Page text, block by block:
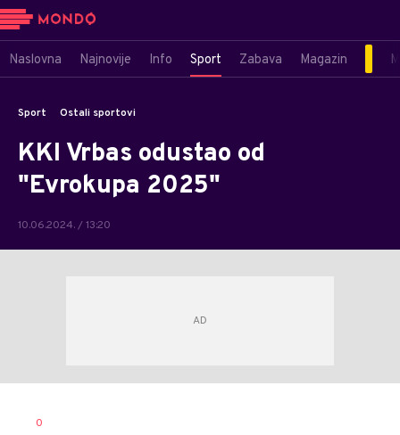
Naslovna Najnovije Info Sport Zabava Magazin
Sport Ostali sportovi
KKI Vrbas odustao od
"Evrokupa 2025"
10.06.2024. / 13:20
AUTOR
0